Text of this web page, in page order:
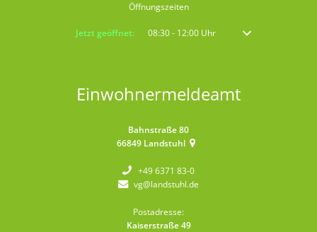
Öffnungszeiten
Klicken, um weitere Öffnungs- oder Schließzeiten auszublenden
Jetzt geöffnet: 08:30- 12:00Uhr Von 08:30 bis 12:00
Einwohnermeldeamt
Bahnstraße 80
66849 Landstuhl
+49 6371 83-0
vg@landstuhl.de
Postadresse:
Kaiserstraße 49